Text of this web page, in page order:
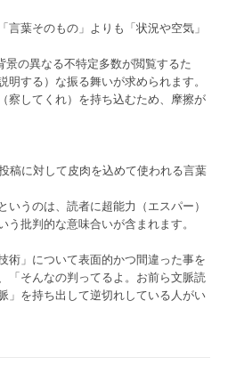
言葉そのもの」よりも「状況や空気」
の異なる不特定多数が閲覧するた
する）な振る舞いが求められます。
察してくれ）を持ち込むため、摩擦が
稿に対して皮肉を込めて使われる言葉
いうのは、読者に超能力（エスパー）
批判的な意味合いが含まれます。
術」について表面的かつ間違った事を
「そんなの判ってるよ。お前ら文脈読
」を持ち出して逆切れしている人がい